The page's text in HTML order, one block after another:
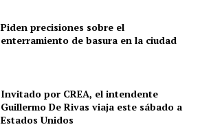
Piden precisiones sobre el
enterramiento de basura en la ciudad
Invitado por CREA, el intendente
Guillermo De Rivas viaja este sábado a
Estados Unidos